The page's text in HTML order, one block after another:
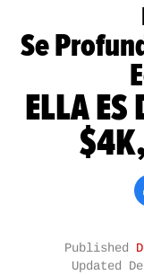
Se
ELLA
Published
Updated